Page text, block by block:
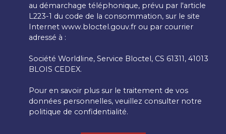
au démarchage téléphonique, prévu par l'article
L223-1 du code de la consommation, sur le site
Internet www.bloctel.gouv.fr ou par courrier
adressé à :
Société Worldline, Service Bloctel, CS 61311, 41013
BLOIS CEDEX.
Pour en savoir plus sur le traitement de vos
données personnelles, veuillez consulter notre
politique de confidentialité.